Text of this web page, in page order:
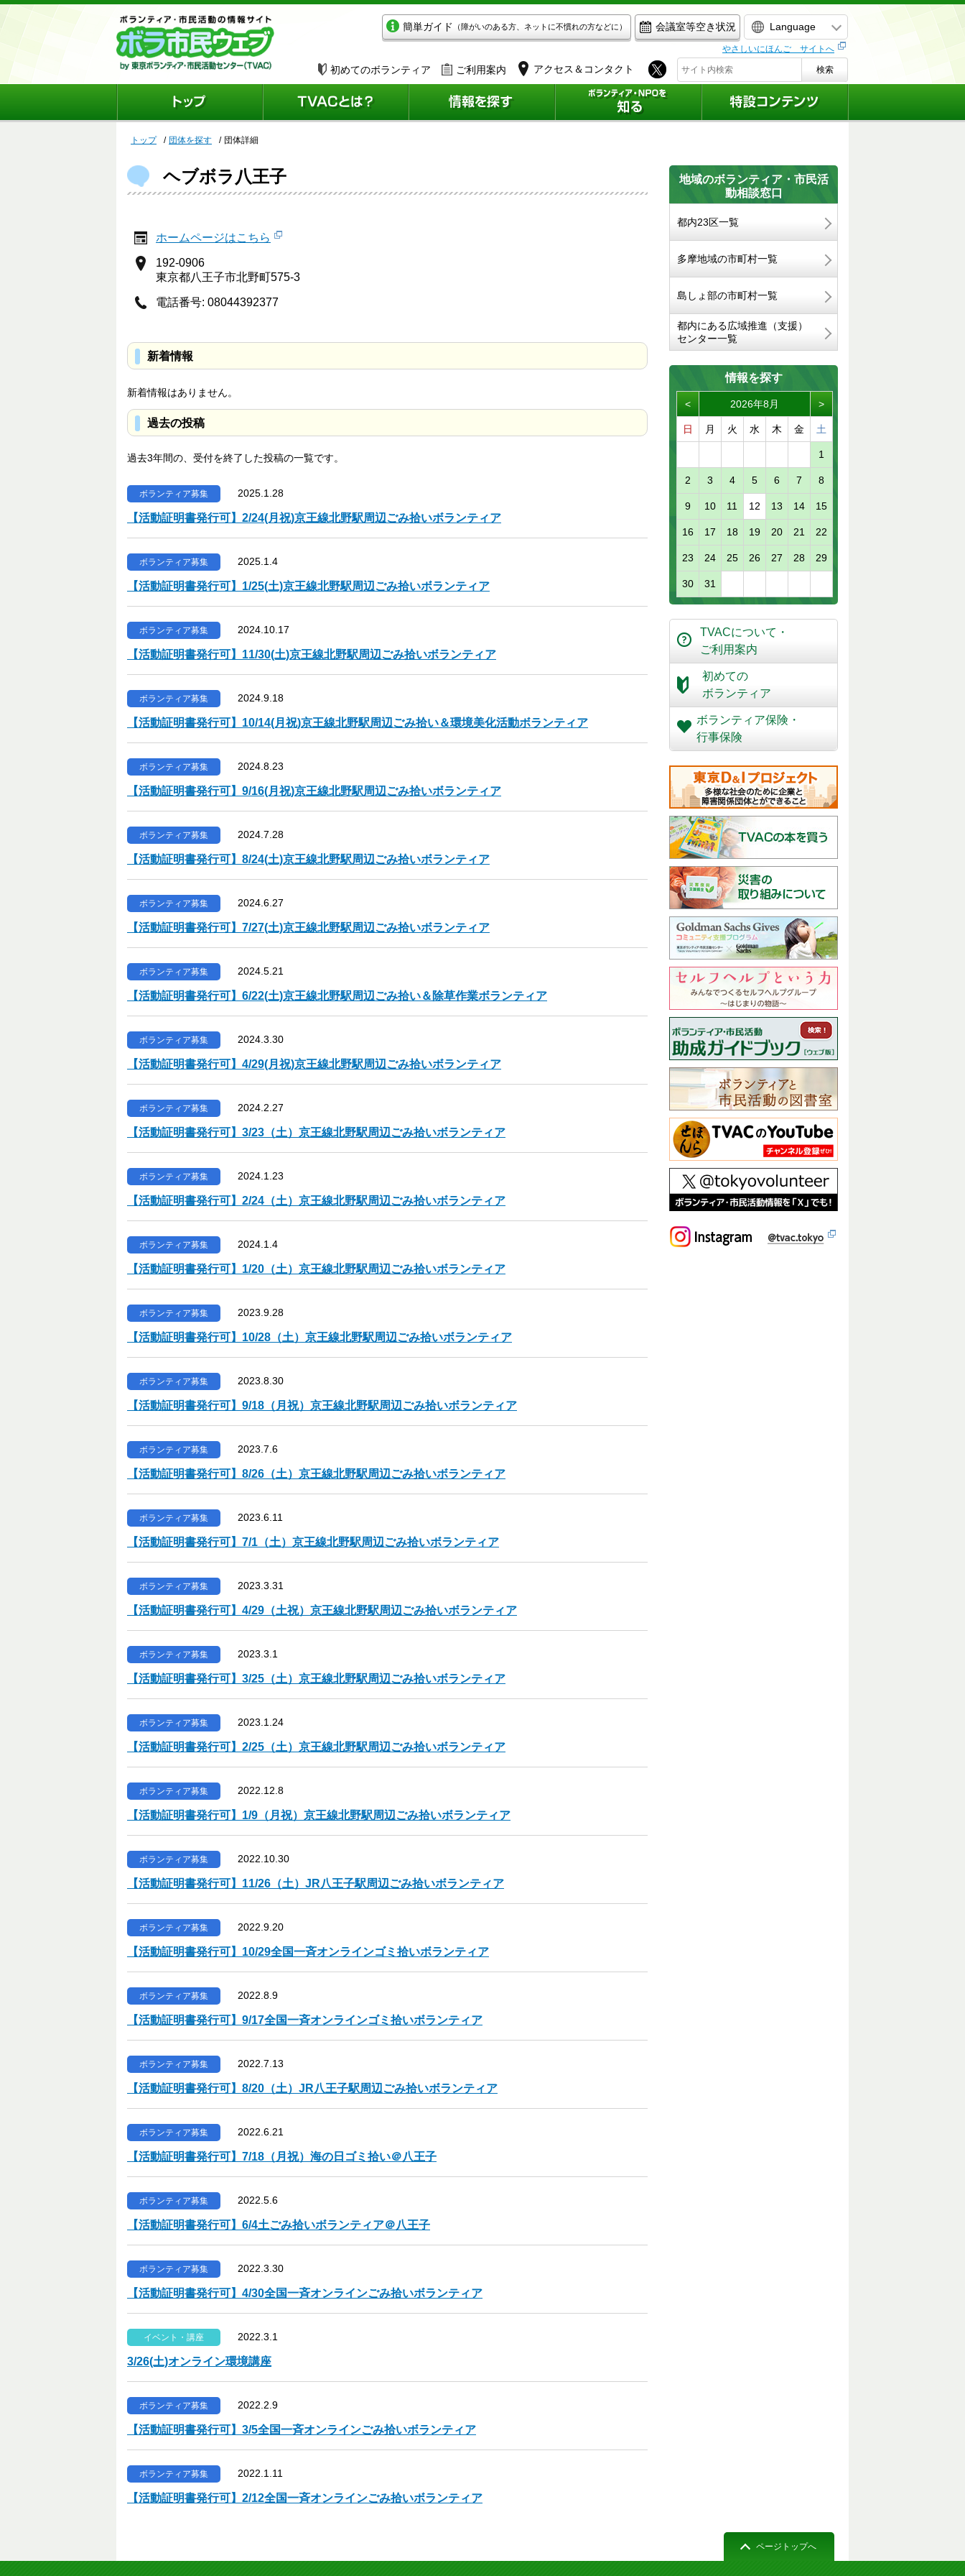
簡単ガイド （障がいのある方、ネットに不慣れの方などに） 会議室等空き状況 Language
やさしいにほんご サイトへ
初めてのボランティア ご利用案内 アクセス＆コンタクト 検索
トップ 団体を探す 団体詳細
ヘブボラ八王子
ホームページはこちら
192-0906
東京都八王子市北野町575-3
電話番号: 08044392377
新着情報
新着情報はありません。
過去の投稿
過去3年間の、受付を終了した投稿の一覧です。
ボランティア募集 2025.1.28
【活動証明書発行可】2/24(月祝)京王線北野駅周辺ごみ拾いボランティア
ボランティア募集 2025.1.4
【活動証明書発行可】1/25(土)京王線北野駅周辺ごみ拾いボランティア
ボランティア募集 2024.10.17
【活動証明書発行可】11/30(土)京王線北野駅周辺ごみ拾いボランティア
ボランティア募集 2024.9.18
【活動証明書発行可】10/14(月祝)京王線北野駅周辺ごみ拾い＆環境美化活動ボランティア
ボランティア募集 2024.8.23
【活動証明書発行可】9/16(月祝)京王線北野駅周辺ごみ拾いボランティア
ボランティア募集 2024.7.28
【活動証明書発行可】8/24(土)京王線北野駅周辺ごみ拾いボランティア
ボランティア募集 2024.6.27
【活動証明書発行可】7/27(土)京王線北野駅周辺ごみ拾いボランティア
ボランティア募集 2024.5.21
【活動証明書発行可】6/22(土)京王線北野駅周辺ごみ拾い＆除草作業ボランティア
ボランティア募集 2024.3.30
【活動証明書発行可】4/29(月祝)京王線北野駅周辺ごみ拾いボランティア
ボランティア募集 2024.2.27
【活動証明書発行可】3/23（土）京王線北野駅周辺ごみ拾いボランティア
ボランティア募集 2024.1.23
【活動証明書発行可】2/24（土）京王線北野駅周辺ごみ拾いボランティア
ボランティア募集 2024.1.4
【活動証明書発行可】1/20（土）京王線北野駅周辺ごみ拾いボランティア
ボランティア募集 2023.9.28
【活動証明書発行可】10/28（土）京王線北野駅周辺ごみ拾いボランティア
ボランティア募集 2023.8.30
【活動証明書発行可】9/18（月祝）京王線北野駅周辺ごみ拾いボランティア
ボランティア募集 2023.7.6
【活動証明書発行可】8/26（土）京王線北野駅周辺ごみ拾いボランティア
ボランティア募集 2023.6.11
【活動証明書発行可】7/1（土）京王線北野駅周辺ごみ拾いボランティア
ボランティア募集 2023.3.31
【活動証明書発行可】4/29（土祝）京王線北野駅周辺ごみ拾いボランティア
ボランティア募集 2023.3.1
【活動証明書発行可】3/25（土）京王線北野駅周辺ごみ拾いボランティア
ボランティア募集 2023.1.24
【活動証明書発行可】2/25（土）京王線北野駅周辺ごみ拾いボランティア
ボランティア募集 2022.12.8
【活動証明書発行可】1/9（月祝）京王線北野駅周辺ごみ拾いボランティア
ボランティア募集 2022.10.30
【活動証明書発行可】11/26（土）JR八王子駅周辺ごみ拾いボランティア
ボランティア募集 2022.9.20
【活動証明書発行可】10/29全国一斉オンラインゴミ拾いボランティア
ボランティア募集 2022.8.9
【活動証明書発行可】9/17全国一斉オンラインゴミ拾いボランティア
ボランティア募集 2022.7.13
【活動証明書発行可】8/20（土）JR八王子駅周辺ごみ拾いボランティア
ボランティア募集 2022.6.21
【活動証明書発行可】7/18（月祝）海の日ゴミ拾い＠八王子
ボランティア募集 2022.5.6
【活動証明書発行可】6/4土ごみ拾いボランティア＠八王子
ボランティア募集 2022.3.30
【活動証明書発行可】4/30全国一斉オンラインごみ拾いボランティア
イベント・講座 2022.3.1
3/26(土)オンライン環境講座
ボランティア募集 2022.2.9
【活動証明書発行可】3/5全国一斉オンラインごみ拾いボランティア
ボランティア募集 2022.1.11
【活動証明書発行可】2/12全国一斉オンラインごみ拾いボランティア
地域のボランティア・市民活
動相談窓口
都内23区一覧
多摩地域の市町村一覧
島しょ部の市町村一覧
都内にある広域推進（支援）
センター一覧
情報を探す
< 2026年8月 >
日 月 火 水 木 金 土
1
2 3 4 5 6 7 8
9 10 11 12 13 14 15
16 17 18 19 20 21 22
23 24 25 26 27 28 29
30 31
TVACについて・
ご利用案内
初めての
ボランティア
ボランティア保険・
行事保険
ページトップへ